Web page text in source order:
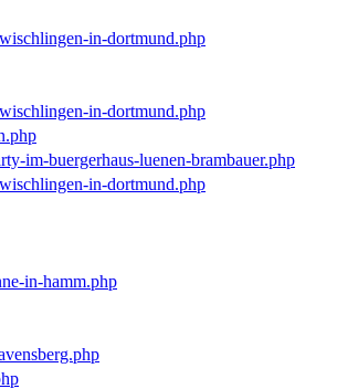
in-dortmund.php
in-dortmund.php
im-buergerhaus-luenen-brambauer.php
in-dortmund.php
in-hamm.php